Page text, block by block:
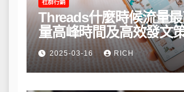
社群行銷
Threads什麼時候流量
量高峰時間及高效發文
略2025-03-16 RICH